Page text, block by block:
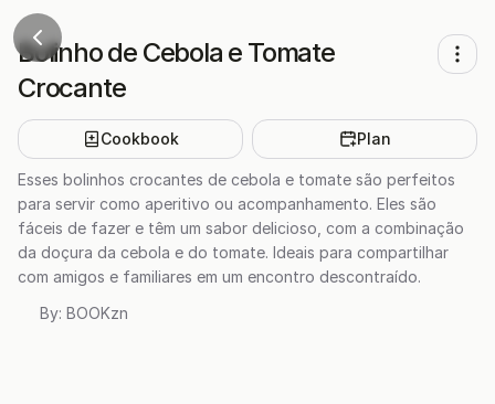
Bolinho de Cebola e Tomate
Crocante
Cookbook Plan
Esses bolinhos crocantes de cebola e tomate são perfeitos
para servir como aperitivo ou acompanhamento. Eles são
fáceis de fazer e têm um sabor delicioso, com a combinação
da doçura da cebola e do tomate. Ideais para compartilhar
com amigos e familiares em um encontro descontraído.
By: BOOKzn